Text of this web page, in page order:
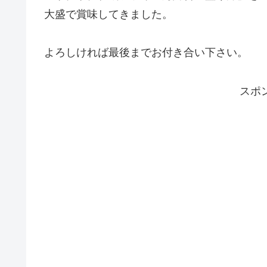
大盛で賞味してきました。
よろしければ最後までお付き合い下さい。
スポ